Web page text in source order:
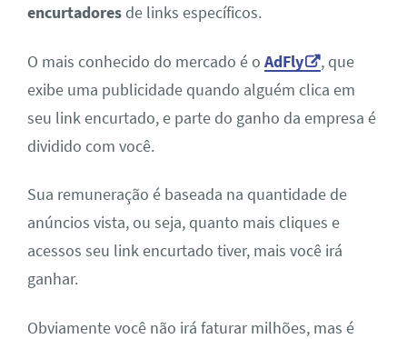
encurtadores de links específicos.
O mais conhecido do mercado é o AdFly
, que
exibe uma publicidade quando alguém clica em
seu link encurtado, e parte do ganho da empresa é
dividido com você.
Sua remuneração é baseada na quantidade de
anúncios vista, ou seja, quanto mais cliques e
acessos seu link encurtado tiver, mais você irá
ganhar.
Obviamente você não irá faturar milhões, mas é